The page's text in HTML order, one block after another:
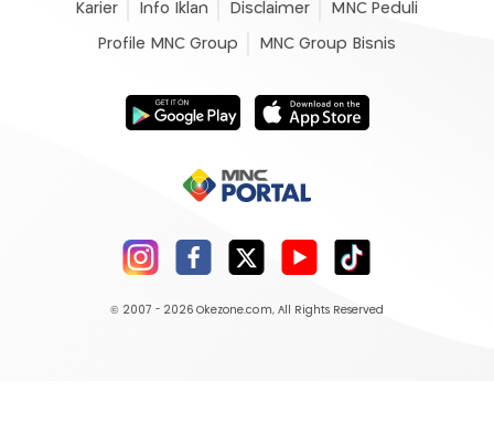
Karier Info Iklan Disclaimer MNC Peduli
Profile MNC Group MNC Group Bisnis
© 2007 - 2026 Okezone.com, All Rights Reserved